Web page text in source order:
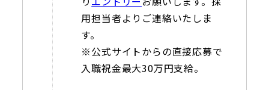
用担当者よりご連絡いたしま
す。
※公式サイトからの直接応募で
入職祝金最大30万円支給。